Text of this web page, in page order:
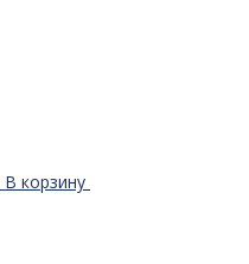
В корзину